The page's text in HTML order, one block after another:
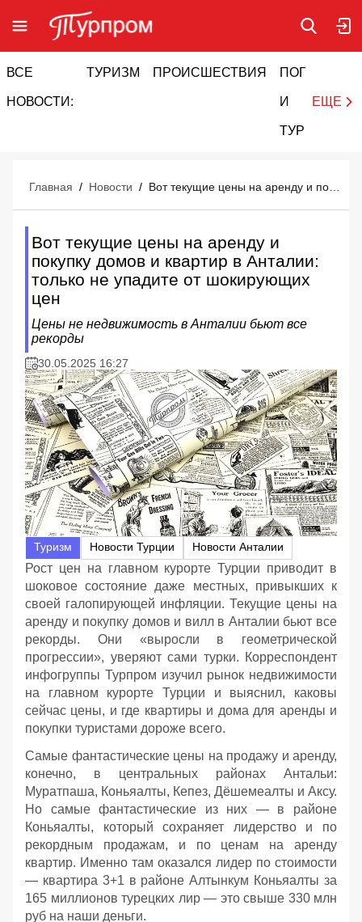
ВСЕ
НОВОСТИ:
ТУРИЗМ ПРОИСШЕСТВИЯ ПОГОДА
И
ТУРИЗМ
ЕЩЕ
Главная / Новости /
Вот текущие цены на аренду и
покупку домов и квартир в Анталии:
только не упадите от шокирующих
цен
Цены не недвижимость в Анталии бьют все
рекорды
30.05.2025 16:27
Туризм Новости Турции Новости Анталии
Рост цен на главном курорте Турции приводит в
шоковое состояние даже местных, привыкших к
своей галопирующей инфляции. Текущие цены на
аренду и покупку домов и вилл в Анталии бьют все
рекорды. Они «выросли в геометрической
прогрессии», уверяют сами турки. Корреспондент
инфогруппы Турпром изучил рынок недвижимости
на главном курорте Турции и выяснил, каковы
сейчас цены, и где квартиры и дома для аренды и
покупки туристами дороже всего.
Самые фантастические цены на продажу и аренду,
конечно, в центральных районах Антальи:
Муратпаша, Коньяалты, Кепез, Дёшемеалты и Аксу.
Но самые фантастические из них — в районе
Коньяалты, который сохраняет лидерство и по
рекордным продажам, и по ценам на аренду
квартир. Именно там оказался лидер по стоимости
— квартира 3+1 в районе Алтынкум Коньяалты за
165 миллионов турецких лир — это свыше 330 млн
руб на наши деньги.